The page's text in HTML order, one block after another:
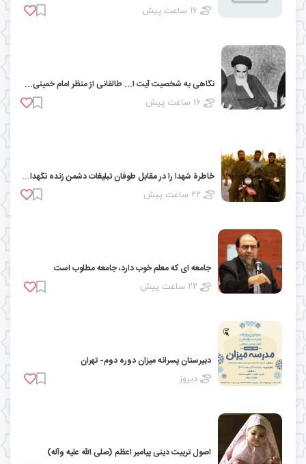
۱۶ ساعت پیش
نگاهی به شخصیت آیت ا... طالقانی از منظر امام خمینی(ره)
۱۶ ساعت پیش
خاطرۀ شهدا را در مقابل طوفان تبلیغات دشمن زنده نگهداریم
۲۲ ساعت پیش
جامعه ای که معلم خوب دارد، جامعه مطلوب است
۲۲ ساعت پیش
دبیرستان پسرانه میزان دوره دوم- تهران
دیروز
اصول تربیت دینی پیامبر اعظم (صلّی الله علیه وآله)